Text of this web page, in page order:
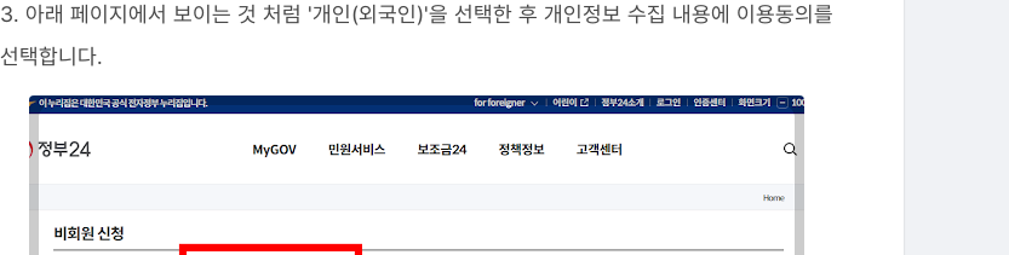
3. 아래 페이지에서 보이는 것 처럼 '개인(외국인)'을 선택한 후 개인정보 수집 내용에 이용동의를
선택합니다.